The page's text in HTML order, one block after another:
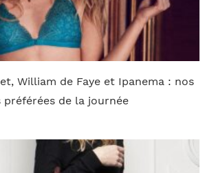
William de Faye et Ipanema : nos
préférées de la journée